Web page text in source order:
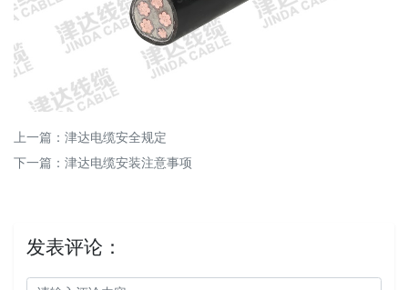
上一篇： 津达电缆安全规定
下一篇： 津达电缆安装注意事项
发表评论：